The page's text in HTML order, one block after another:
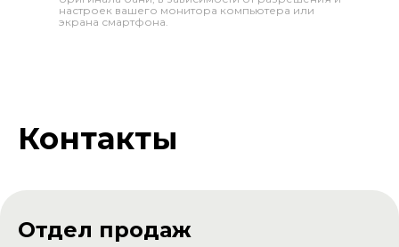
настроек вашего монитора компьютера или
экрана смартфона.
Контакты
Отдел продаж